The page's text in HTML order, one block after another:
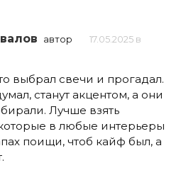
автор
17.05.2025 в
выбрал свечи и прогадал.
станут акцентом, а они
Лучше взять
в любые интерьеры
поищи, чтоб кайф был, а